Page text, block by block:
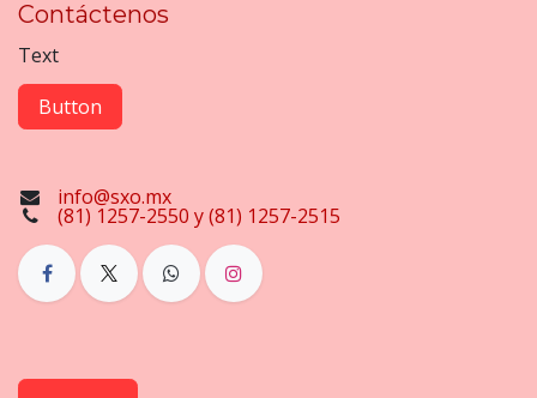
Contáctenos
Text
Button
info@sxo.mx
(81) 1257-2550 y (81) 1257-2515